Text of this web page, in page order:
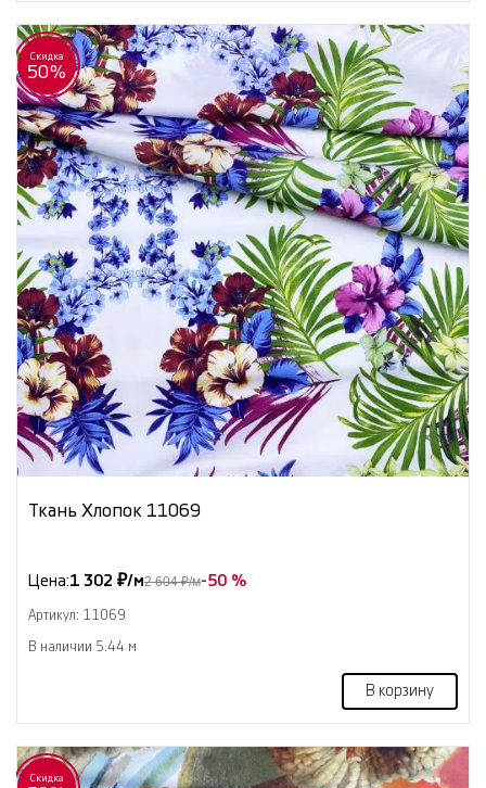
Скидка
50%
Ткань Хлопок 11069
Цена:1 302 ₽/м2 604 ₽/м-50 %
Артикул: 11069
В наличии 5.44 м
В корзину
Скидка